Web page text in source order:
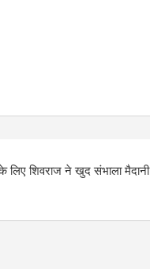
लिए शिवराज ने खुद संभाला मैदानी